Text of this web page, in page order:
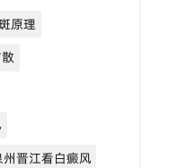
原理
州晋江看白癜风